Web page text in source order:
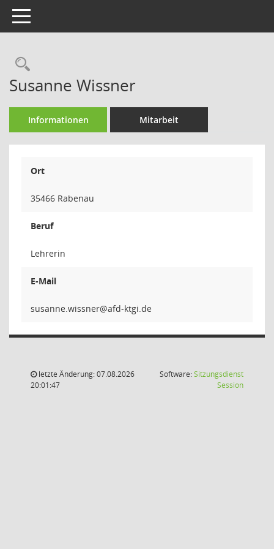
Toggle navigation
Rechercheauswahl
Susanne Wissner
Informationen Mitarbeit
Ort
35466 Rabenau
Beruf
Lehrerin
E-Mail
renssiw
letzte Änderung: 07.08.2026
20:01:47
Software:Sitzungsdienst
Session(Wird in